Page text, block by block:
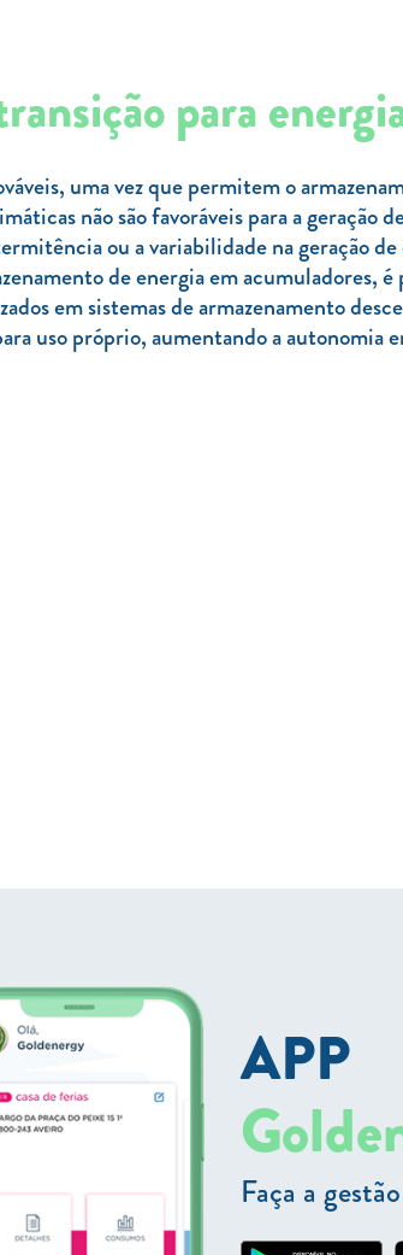
para
uma vez que permitem o
não são favoráveis para a geração
ou a variabilidade na geração
de energia em acumuladores,
em sistemas de armazenamento
uso próprio, aumentando a autonomia
APP
Faça a